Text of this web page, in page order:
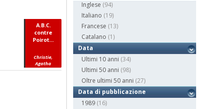
A.B.C.
contre
Poirot...
Christie,
Agatha
Inglese (94)
Italiano (19)
Francese (13)
Catalano (1)
Data
Ultimi 10 anni (34)
Ultimi 50 anni (98)
Oltre ultimi 50 anni (27)
Data di pubblicazione
1989 (16)